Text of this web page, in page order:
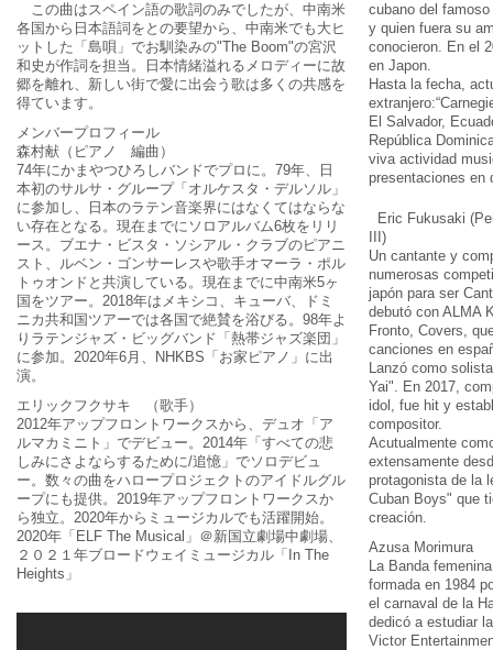
この曲はスペイン語の歌詞のみでしたが、中南米
各国から日本語詞をとの要望から、中南米でも大ヒ
ットした「島唄」でお馴染みの"The Boom"の宮沢
和史が作詞を担当。日本情緒溢れるメロディーに故
郷を離れ、新しい街で愛に出会う歌は多くの共感を
得ています。
メンバープロフィール
森村献（ピアノ 編曲）
74年にかまやつひろしバンドでプロに。79年、日
本初のサルサ・グループ「オルケスタ・デルソル」
に参加し、日本のラテン音楽界にはなくてはならな
い存在となる。現在までにソロアルバム6枚をリリ
ース。ブエナ・ビスタ・ソシアル・クラブのピアニ
スト、ルベン・ゴンサーレスや歌手オマーラ・ポル
トゥオンドと共演している。現在までに中南米5ヶ
国をツアー。2018年はメキシコ、キューバ、ドミ
ニカ共和国ツアーでは各国で絶賛を浴びる。98年よ
りラテンジャズ・ビッグバンド「熱帯ジャズ楽団」
に参加。2020年6月、NHKBS「お家ピアノ」に出
演。
エリックフクサキ （歌手）
2012年アップフロントワークスから、デュオ「ア
ルマカミニト」でデビュー。2014年「すべての悲
しみにさよならするために/追憶」でソロデビュ
ー。数々の曲をハロープロジェクトのアイドルグル
ープにも提供。2019年アップフロントワークスか
ら独立。2020年からミュージカルでも活躍開始。
2020年「ELF The Musical」＠新国立劇場中劇場、
２０２１年ブロードウェイミュージカル「In The
Heights」
cubano del famoso
y quien fuera su
conocieron. En el
en Japon.
Hasta la fecha,
El Salvador,
República
viva actividad
presentaciones en
Eric Fukusaki
III)
Un cantante y
numerosas
japón para ser
debutó con ALMA
Fronto, Covers,
canciones en
Lanzó como
Yai". En 2017,
idol, fue hit y
compositor.
Acutualmente
extensamente
protagonista de la
Cuban Boys" que
creación.
Azusa Morimura
La Banda
formada en 1984
el carnaval de la
dedicó a estudiar
Victor